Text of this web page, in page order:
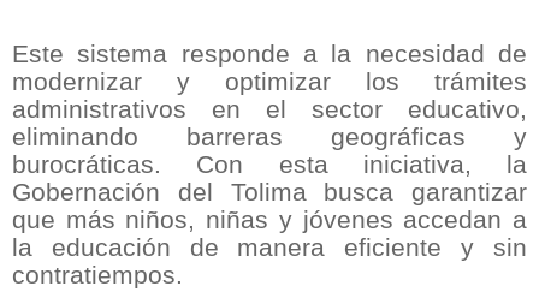
Este sistema responde a la necesidad de
modernizar y optimizar los trámites
administrativos en el sector educativo,
eliminando barreras geográficas y
burocráticas. Con esta iniciativa, la
Gobernación del Tolima busca garantizar
que más niños, niñas y jóvenes accedan a
la educación de manera eficiente y sin
contratiempos.